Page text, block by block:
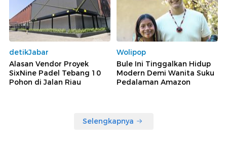
detikJabar
Alasan Vendor Proyek
SixNine Padel Tebang 10
Pohon di Jalan Riau
Wolipop
Bule Ini Tinggalkan Hidup
Modern Demi Wanita Suku
Pedalaman Amazon
Selengkapnya